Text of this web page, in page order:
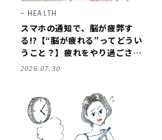
HEALTH
スマホの通知で、脳が疲弊す
る!?【“脳が疲れる”ってどうい
うこと？】疲れをやり過ごさ
ず、正しく知って正しく対処！
2026.07.30